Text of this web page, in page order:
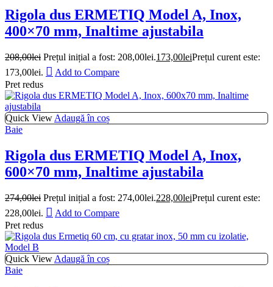
Rigola dus ERMETIQ Model A, Inox,
400×70 mm, Inaltime ajustabila
208,00lei Prețul inițial a fost: 208,00lei.173,00leiPrețul curent este:
173,00lei.
Add to Compare
Pret redus
Quick View Adaugă în coș
Baie
Rigola dus ERMETIQ Model A, Inox,
600×70 mm, Inaltime ajustabila
274,00lei Prețul inițial a fost: 274,00lei.228,00leiPrețul curent este:
228,00lei.
Add to Compare
Pret redus
Quick View Adaugă în coș
Baie